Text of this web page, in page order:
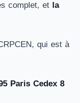
complet, et la
qui est à
Paris Cedex 8